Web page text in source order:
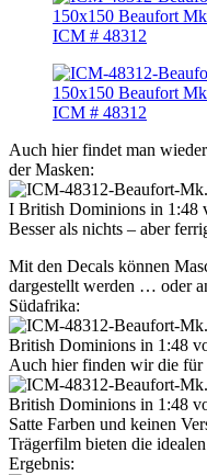
Auch hier findet man
der Masken:
Besser als nichts – aber
Mit den Decals können
dargestellt werden … oder
Südafrika:
Auch hier finden wir die für
Satte Farben und keinen
Trägerfilm bieten die
Ergebnis: